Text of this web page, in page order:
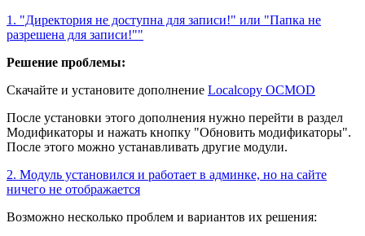
1. "Директория не доступна для записи!" или "Папка не
разрешена для записи!""
Решение проблемы:
Скачайте и установите дополнение Localcopy OCMOD
После установки этого дополнения нужно перейти в раздел
Модификаторы и нажать кнопку "Обновить модификаторы".
После этого можно устанавливать другие модули.
2. Модуль установился и работает в админке, но на сайте
ничего не отображается
Возможно несколько проблем и вариантов их решения: